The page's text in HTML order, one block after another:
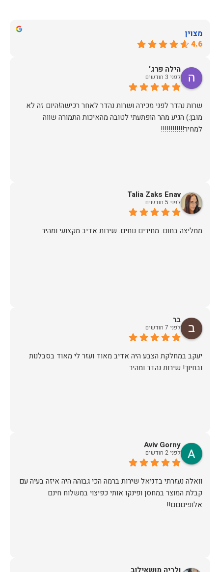
מצוין
4.6
הילה פרג'
לפני 3 חודשים
שרות נהדר לפני מכירה ושרות נהדר לאחר רכישה!היום זה לא
מובן:) הגיע מהר הופתעתי לטובה מהאיכות התמורה שווה
למחיר!!!!!!!!!!!!
Talia Zaks Enav
לפני 5 חודשים
ממליצה בחום. מחירים נוחים. שירות אדיב מקצועי ומהיר.
בר
לפני 7 חודשים
יעקב במחלקת הצבע היה אדיב מאוד ועזר לי מאוד בסבלנות
ובחיוך! שירות נהדר ומהיר
Aviv Gorny
לפני 2 חודשים
וואלה נעזרתי בדניאל שירות ברמה הכי גבוהה היה איזה בעיה עם
קבלת המוצר במחסן ופינקו אותי כפיצוי במשלוח חינם
אלופיםםם!!